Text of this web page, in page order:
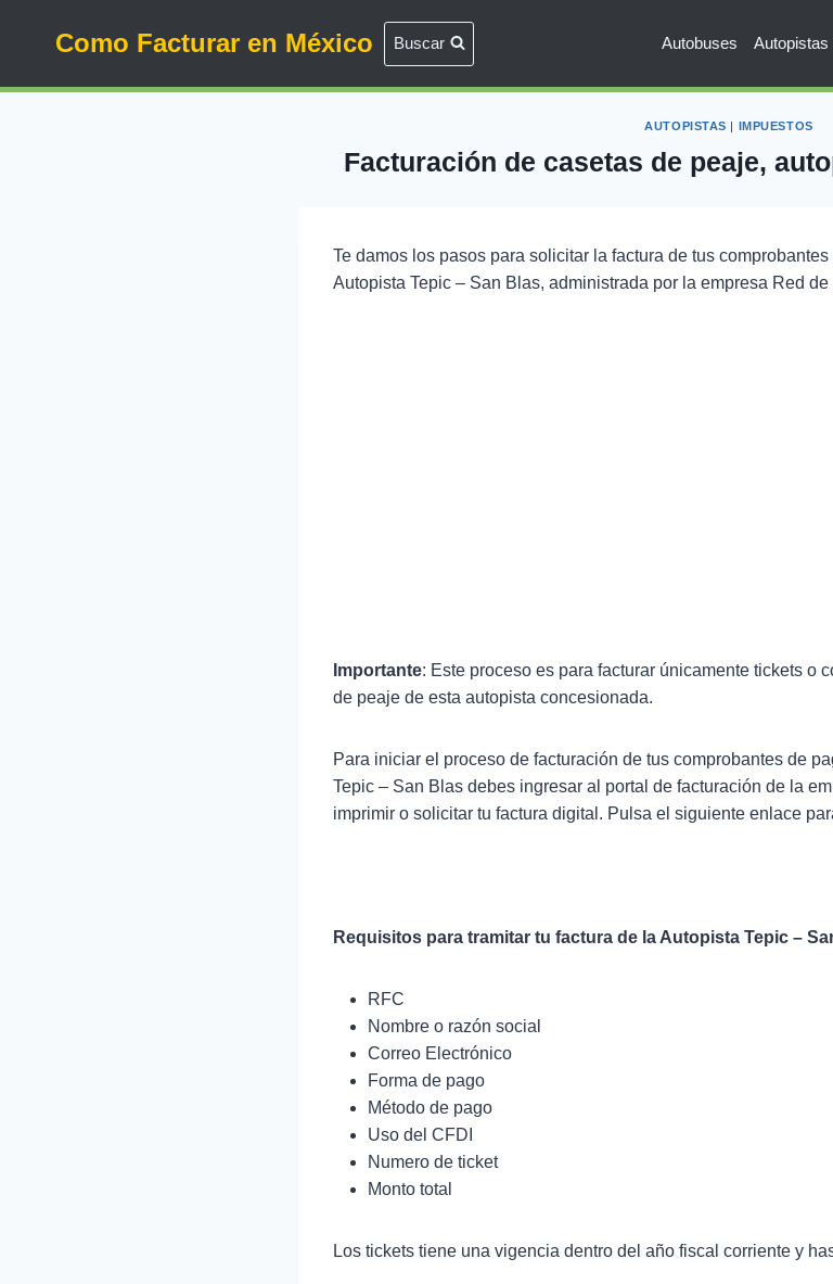
Como Facturar en México Buscar Autobuses Autopistas
AUTOPISTAS IMPUESTOS
Facturación de casetas de peaje,
Te damos los pasos para solicitar la factura de tus
Autopista Tepic – San Blas, administrada por la empresa Red
Importante: Este proceso es para facturar únicamente tickets o
de peaje de esta autopista concesionada.
Para iniciar el proceso de facturación de tus comprobantes de
Tepic – San Blas debes ingresar al portal de facturación de la
imprimir o solicitar tu factura digital. Pulsa el siguiente enlace
Requisitos para tramitar tu factura de la Autopista Tepic –
RFC
Nombre o razón social
Correo Electrónico
Forma de pago
Método de pago
Uso del CFDI
Numero de ticket
Monto total
Los tickets tiene una vigencia dentro del año fiscal corriente y